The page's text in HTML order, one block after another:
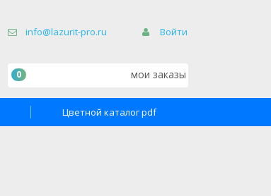
info@lazurit-pro.ru Войти
мои заказы
0
Цветной каталог pdf